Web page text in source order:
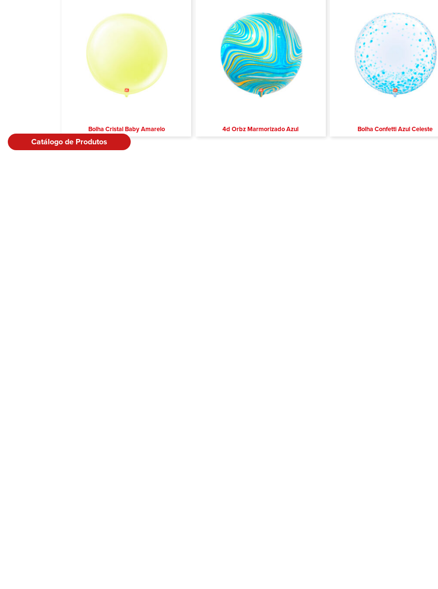
Bolha Cristal Baby Amarelo 4d Orbz Marmorizado Azul Bolha Confetti Azul Celeste
Catálogo de Produtos